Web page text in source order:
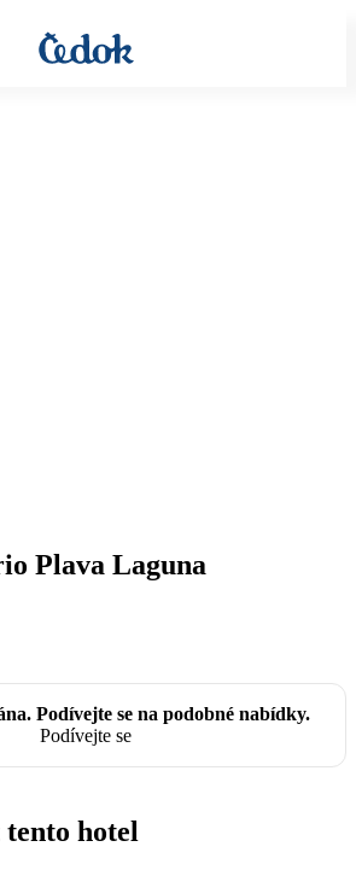
Plava Laguna
Podívejte se na podobné nabídky.
Podívejte se
hotel